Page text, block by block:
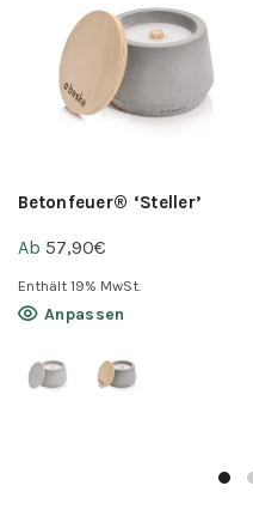
Betonfeuer® ‘Steller’
Ab 57,90€
Enthält 19% MwSt.
Anpassen
weist